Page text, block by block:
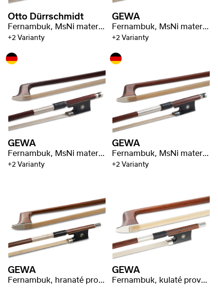
Otto Dürrschmidt
Fernambuk, MsNi materiál, včetně razítka
+2 Varianty
GEWA
Fernambuk, MsNi materiál, včetně razítka
+2 Varianty
GEWA
Fernambuk, MsNi materiál, včetně razítka
+2 Varianty
GEWA
Fernambuk, MsNi materiál, včetně razítka
+2 Varianty
GEWA
Fernambuk, hranaté provedení, stříbrné vinutí
GEWA
Fernambuk, kulaté provedení, razítko ,,P. Baron"